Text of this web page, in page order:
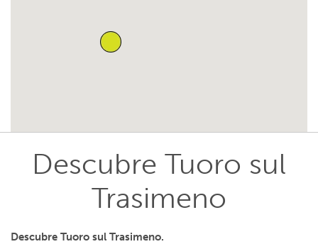
Descubre Tuoro sul
Trasimeno
Descubre Tuoro sul Trasimeno.